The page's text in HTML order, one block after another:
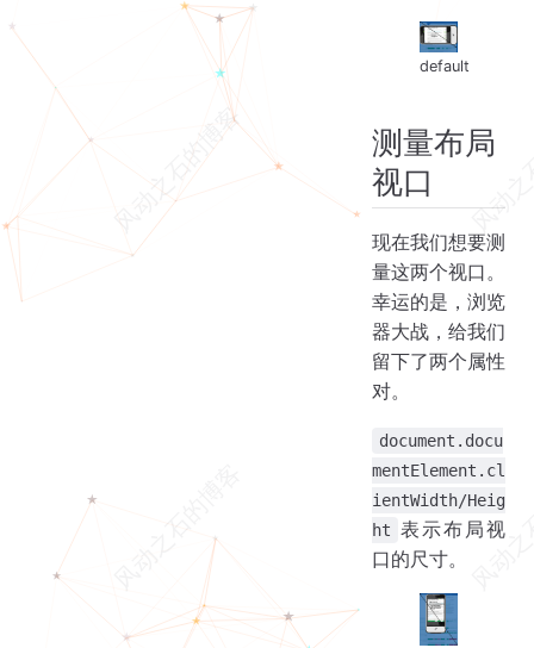
default
测量布局
视口
现在我们想要测
量这两个视口。
幸运的是，浏览
器大战，给我们
留下了两个属性
对。
document.docu
mentElement.cl
ientWidth/Heig
ht 表示布局视
口的尺寸。